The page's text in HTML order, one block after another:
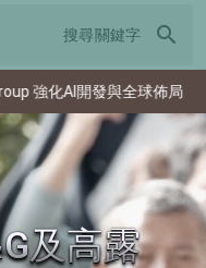
search
與全球佈局
及高露